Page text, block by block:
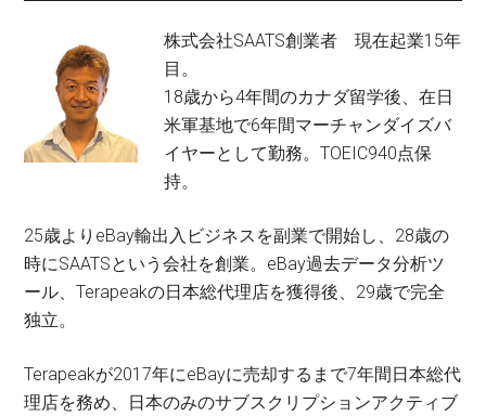
株式会社SAATS創業者 現在起業15年
目。
18歳から4年間のカナダ留学後、在日
米軍基地で6年間マーチャンダイズバ
イヤーとして勤務。TOEIC940点保
持。
25歳よりeBay輸出入ビジネスを副業で開始し、28歳の
時にSAATSという会社を創業。eBay過去データ分析ツ
ール、Terapeakの日本総代理店を獲得後、29歳で完全
独立。
Terapeakが2017年にeBayに売却するまで7年間日本総代
理店を務め、日本のみのサブスクリプションアクティブ